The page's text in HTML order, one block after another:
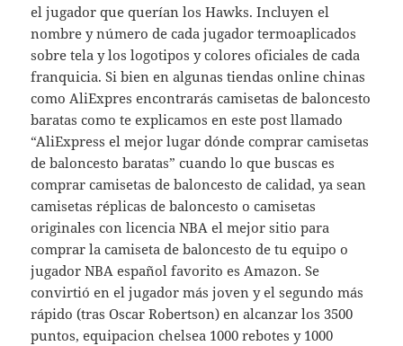
el jugador que querían los Hawks. Incluyen el
nombre y número de cada jugador termoaplicados
sobre tela y los logotipos y colores oficiales de cada
franquicia. Si bien en algunas tiendas online chinas
como AliExpres encontrarás camisetas de baloncesto
baratas como te explicamos en este post llamado
“AliExpress el mejor lugar dónde comprar camisetas
de baloncesto baratas” cuando lo que buscas es
comprar camisetas de baloncesto de calidad, ya sean
camisetas réplicas de baloncesto o camisetas
originales con licencia NBA el mejor sitio para
comprar la camiseta de baloncesto de tu equipo o
jugador NBA español favorito es Amazon. Se
convirtió en el jugador más joven y el segundo más
rápido (tras Oscar Robertson) en alcanzar los 3500
puntos, equipacion chelsea 1000 rebotes y 1000